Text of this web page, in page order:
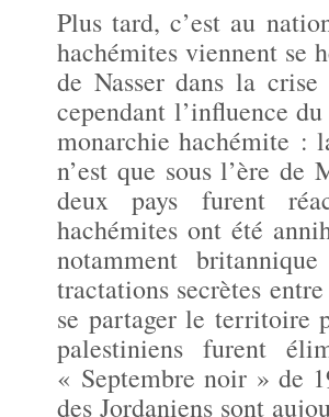
Plus tard, c’est au
hachémites viennent se
de Nasser dans la
cependant l’influence
monarchie hachémite :
n’est que sous l’ère de
deux pays furent
hachémites ont été
notamment
tractations secrètes
se partager le territoire
palestiniens furent
« Septembre noir » de
des Jordaniens sont